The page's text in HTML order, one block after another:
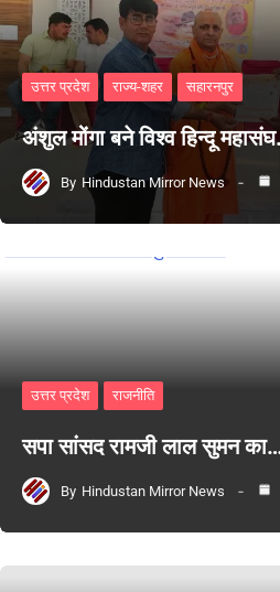
उत्तर प्रदेश राज्य-शहर सहारनपुर
अंशुल मोंगा बने विश्व हिन्दू
By Hindustan Mirror News
उत्तर प्रदेश राजनीति
सपा सांसद रामजी लाल सुमन
By Hindustan Mirror News